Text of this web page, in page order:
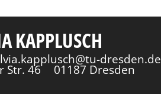
KAPPLUSCH
dresden.de
Str. 46 01187 Dresden